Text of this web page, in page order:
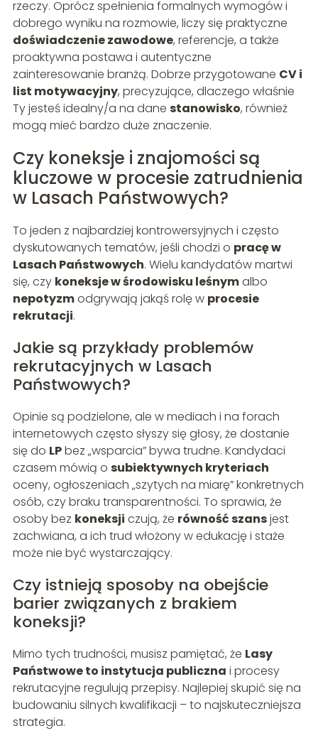
rzeczy. Oprócz spełnienia formalnych wymogów i
dobrego wyniku na rozmowie, liczy się praktyczne
doświadczenie zawodowe, referencje, a także
proaktywna postawa i autentyczne
zainteresowanie branżą. Dobrze przygotowane CV i
list motywacyjny, precyzujące, dlaczego właśnie
Ty jesteś idealny/a na dane stanowisko, również
mogą mieć bardzo duże znaczenie.
Czy koneksje i znajomości są
kluczowe w procesie zatrudnienia
w Lasach Państwowych?
To jeden z najbardziej kontrowersyjnych i często
dyskutowanych tematów, jeśli chodzi o pracę w
Lasach Państwowych. Wielu kandydatów martwi
się, czy koneksje w środowisku leśnymalbo
nepotyzmodgrywają jakąś rolę w procesie
rekrutacji.
Jakie są przykłady problemów
rekrutacyjnych w Lasach
Państwowych?
Opinie są podzielone, ale w mediach i na forach
internetowych często słyszy się głosy, że dostanie
się do LPbez „wsparcia” bywa trudne. Kandydaci
czasem mówią o subiektywnych kryteriach
oceny, ogłoszeniach „szytych na miarę” konkretnych
osób, czy braku transparentności. To sprawia, że
osoby bez koneksji czują, że równość szansjest
zachwiana, a ich trud włożony w edukację i staże
może nie być wystarczający.
Czy istnieją sposoby na obejście
barier związanych z brakiem
koneksji?
Mimo tych trudności, musisz pamiętać, że Lasy
Państwowe to instytucja publiczna i procesy
rekrutacyjne regulują przepisy. Najlepiej skupić się na
budowaniu silnych kwalifikacji – to najskuteczniejsza
strategia.